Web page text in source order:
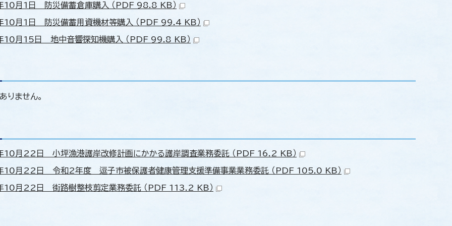
10月1日 防災備蓄倉庫購入 （PDF 98.8 KB）
10月1日 防災備蓄用資機材等購入 （PDF 99.4 KB）
10月15日 地中音響探知機購入 （PDF 99.8 KB）
りません。
10月22日 小坪漁港護岸改修計画にかかる護岸調査業務委託 （PDF 16.2 KB）
10月22日 令和2年度 逗子市被保護者健康管理支援準備事業業務委託 （PDF 105.0 KB）
10月22日 街路樹整枝剪定業務委託 （PDF 113.2 KB）